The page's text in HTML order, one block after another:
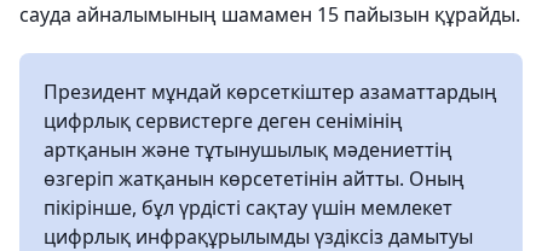
сауда айналымының шамамен 15 пайызын құрайды.
Президент мұндай көрсеткіштер азаматтардың
цифрлық сервистерге деген сенімінің
артқанын және тұтынушылық мәдениеттің
өзгеріп жатқанын көрсететінін айтты. Оның
пікірінше, бұл үрдісті сақтау үшін мемлекет
цифрлық инфрақұрылымды үздіксіз дамытуы